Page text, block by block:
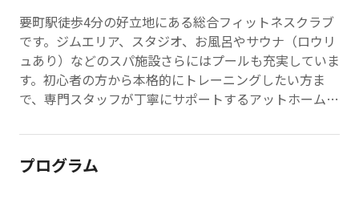
要町駅徒歩4分の好立地にある総合フィットネスクラブ
です。ジムエリア、スタジオ、お風呂やサウナ（ロウリ
ュあり）などのスパ施設さらにはプールも充実していま
す。初心者の方から本格的にトレーニングしたい方ま
で、専門スタッフが丁寧にサポートするアットホームな
店舗HP：https://www.epoch-
kanamecho.jp/epoch/index.php/shop/detail/2
プログラム